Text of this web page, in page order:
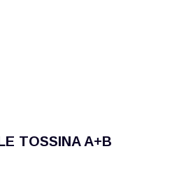
TOSSINA A+B